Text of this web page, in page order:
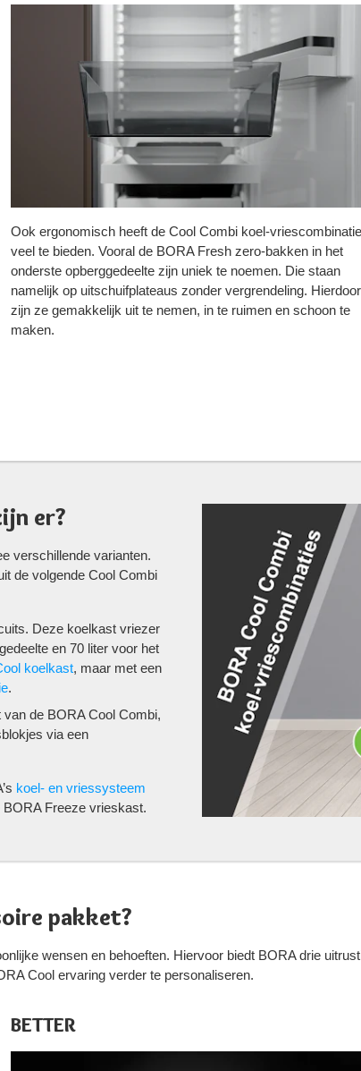
Ook ergonomisch heeft de Cool Combi koel-vriescombinatie
veel te bieden. Vooral de BORA Fresh zero-bakken in het
onderste opberggedeelte zijn uniek te noemen. Die staan
namelijk op uitschuifplateaus zonder vergrendeling. Hierdoor
zijn ze gemakkelijk uit te nemen, in te ruimen en schoon te
maken.
er?
verschillende varianten.
de volgende Cool Combi
Deze koelkast vriezer
en 70 liter voor het
koelkast, maar met een
.
de BORA Cool Combi,
via een
koel- en vriessysteem
Freeze vrieskast.
pakket?
wensen en behoeften. Hiervoor biedt BORA drie
Cool ervaring verder te personaliseren.
BETTER